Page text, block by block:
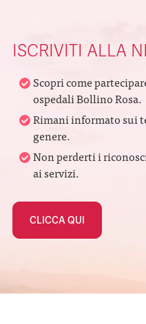
ISCRIVITI ALLA
Scopri come
ospedali Bollino Rosa.
Rimani informato sui
genere.
Non perderti i
ai servizi.
CLICCA QUI